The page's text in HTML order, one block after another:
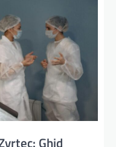
Ghid